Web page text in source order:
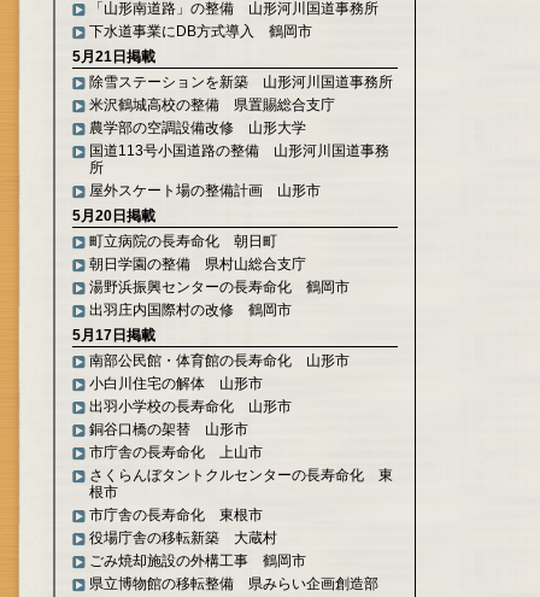
「山形南道路」の整備 山形河川国道事務所
下水道事業にDB方式導入 鶴岡市
5月21日掲載
除雪ステーションを新築 山形河川国道事務所
米沢鶴城高校の整備 県置賜総合支庁
農学部の空調設備改修 山形大学
国道113号小国道路の整備 山形河川国道事務
所
屋外スケート場の整備計画 山形市
5月20日掲載
町立病院の長寿命化 朝日町
朝日学園の整備 県村山総合支庁
湯野浜振興センターの長寿命化 鶴岡市
出羽庄内国際村の改修 鶴岡市
5月17日掲載
南部公民館・体育館の長寿命化 山形市
小白川住宅の解体 山形市
出羽小学校の長寿命化 山形市
銅谷口橋の架替 山形市
市庁舎の長寿命化 上山市
さくらんぼタントクルセンターの長寿命化 東
根市
市庁舎の長寿命化 東根市
役場庁舎の移転新築 大蔵村
ごみ焼却施設の外構工事 鶴岡市
県立博物館の移転整備 県みらい企画創造部